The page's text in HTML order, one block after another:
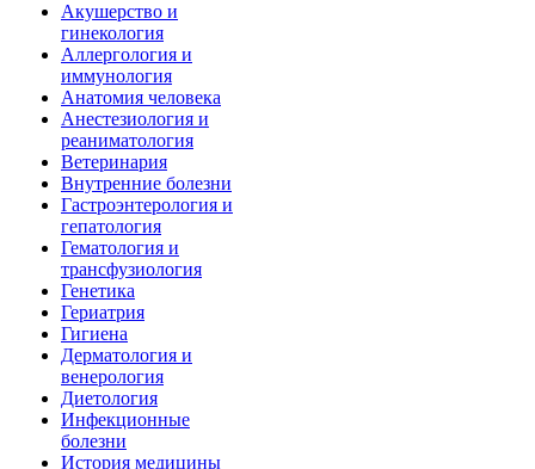
Акушерство и
гинекология
Аллергология и
иммунология
Анатомия человека
Анестезиология и
реаниматология
Ветеринария
Внутренние болезни
Гастроэнтерология и
гепатология
Гематология и
трансфузиология
Генетика
Гериатрия
Гигиена
Дерматология и
венерология
Диетология
Инфекционные
болезни
История медицины